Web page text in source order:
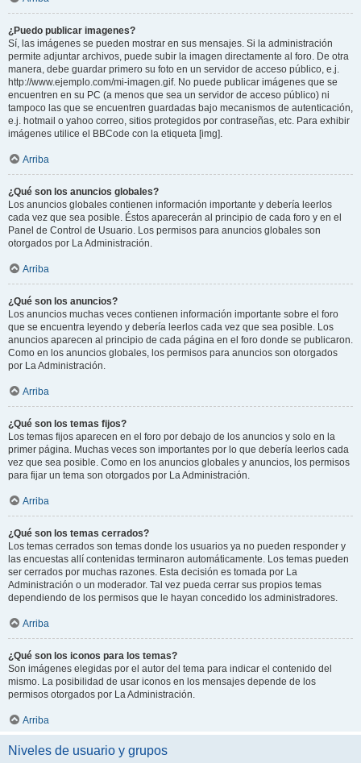
¿Puedo publicar imagenes?
Sí, las imágenes se pueden mostrar en sus mensajes. Si la administración
permite adjuntar archivos, puede subir la imagen directamente al foro. De otra
manera, debe guardar primero su foto en un servidor de acceso público, e.j.
http://www.ejemplo.com/mi-imagen.gif. No puede publicar imágenes que se
encuentren en su PC (a menos que sea un servidor de acceso público) ni
tampoco las que se encuentren guardadas bajo mecanismos de autenticación,
e.j. hotmail o yahoo correo, sitios protegidos por contraseñas, etc. Para exhibir
imágenes utilice el BBCode con la etiqueta [img].
Arriba
¿Qué son los anuncios globales?
Los anuncios globales contienen información importante y debería leerlos
cada vez que sea posible. Éstos aparecerán al principio de cada foro y en el
Panel de Control de Usuario. Los permisos para anuncios globales son
otorgados por La Administración.
Arriba
¿Qué son los anuncios?
Los anuncios muchas veces contienen información importante sobre el foro
que se encuentra leyendo y debería leerlos cada vez que sea posible. Los
anuncios aparecen al principio de cada página en el foro donde se publicaron.
Como en los anuncios globales, los permisos para anuncios son otorgados
por La Administración.
Arriba
¿Qué son los temas fijos?
Los temas fijos aparecen en el foro por debajo de los anuncios y solo en la
primer página. Muchas veces son importantes por lo que debería leerlos cada
vez que sea posible. Como en los anuncios globales y anuncios, los permisos
para fijar un tema son otorgados por La Administración.
Arriba
¿Qué son los temas cerrados?
Los temas cerrados son temas donde los usuarios ya no pueden responder y
las encuestas allí contenidas terminaron automáticamente. Los temas pueden
ser cerrados por muchas razones. Esta decisión es tomada por La
Administración o un moderador. Tal vez pueda cerrar sus propios temas
dependiendo de los permisos que le hayan concedido los administradores.
Arriba
¿Qué son los iconos para los temas?
Son imágenes elegidas por el autor del tema para indicar el contenido del
mismo. La posibilidad de usar iconos en los mensajes depende de los
permisos otorgados por La Administración.
Arriba
Niveles de usuario y grupos